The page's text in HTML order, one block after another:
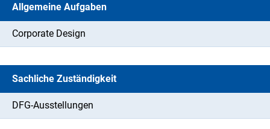
Allgemeine Aufgaben
Corporate Design
Sachliche Zuständigkeit
DFG-Ausstellungen